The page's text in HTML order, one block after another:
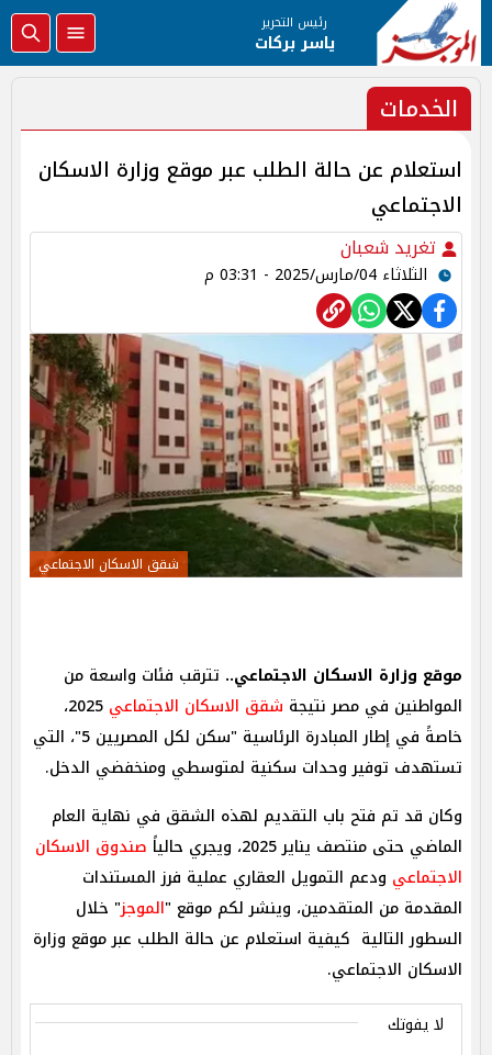
رئيس التحرير
ياسر بركات
الخدمات
استعلام عن حالة الطلب عبر موقع وزارة الاسكان
الاجتماعي
تغريد شعبان
الثلاثاء 04/مارس/2025 - 03:31 م
شقق الاسكان الاجتماعي
موقع وزارة الاسكان الاجتماعي.. تترقب فئات واسعة من
المواطنين في مصر نتيجة شقق الاسكان الاجتماعي
2025،
خاصةً في إطار المبادرة الرئاسية "سكن لكل المصريين 5"، التي
تستهدف توفير وحدات سكنية لمتوسطي ومنخفضي الدخل.
وكان قد تم فتح باب التقديم لهذه الشقق في نهاية العام
الماضي حتى منتصف يناير 2025، ويجري حالياً
صندوق الاسكان
الاجتماعي ودعم التمويل العقاري عملية فرز المستندات
المقدمة من المتقدمين، وينشر لكم موقع "الموجز" خلال
السطور التالية كيفية استعلام عن حالة الطلب عبر موقع وزارة
الاسكان الاجتماعي.
لا يفوتك